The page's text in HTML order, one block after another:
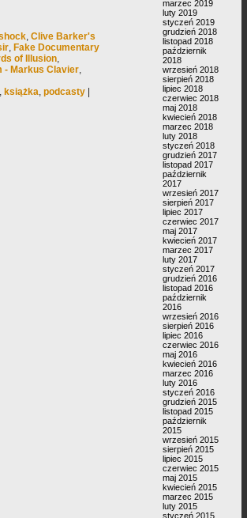
, Clive Barker's
, Fake Documentary
of Illusion,
- Markus Clavier,
, książka, podcasty
marzec 2019
luty 2019
styczeń 2019
grudzień 2018
listopad 2018
październik
2018
wrzesień 2018
sierpień 2018
lipiec 2018
czerwiec 2018
maj 2018
kwiecień 2018
marzec 2018
luty 2018
styczeń 2018
grudzień 2017
listopad 2017
październik
2017
wrzesień 2017
sierpień 2017
lipiec 2017
czerwiec 2017
maj 2017
kwiecień 2017
marzec 2017
luty 2017
styczeń 2017
grudzień 2016
listopad 2016
październik
2016
wrzesień 2016
sierpień 2016
lipiec 2016
czerwiec 2016
maj 2016
kwiecień 2016
marzec 2016
luty 2016
styczeń 2016
grudzień 2015
listopad 2015
październik
2015
wrzesień 2015
sierpień 2015
lipiec 2015
czerwiec 2015
maj 2015
kwiecień 2015
marzec 2015
luty 2015
styczeń 2015